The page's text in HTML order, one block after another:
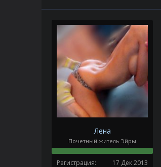
Лена
Почетный житель Эйры
Регистрация
17 Дек 2013